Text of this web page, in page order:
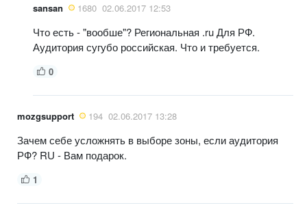
sansan 1680 02.06.2017 12:53
Что есть - "вообше"? Региональная .ru Для РФ.
Аудитория сугубо российская. Что и требуется.
0
mozgsupport 194 02.06.2017 13:28
Зачем себе усложнять в выборе зоны, если аудитория
РФ? RU - Вам подарок.
1